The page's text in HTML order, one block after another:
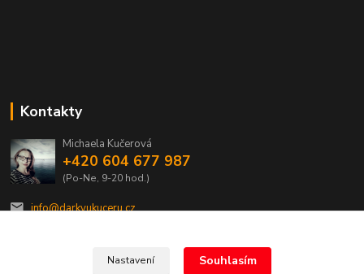
Kontakty
Michaela Kučerová
+420 604 677 987
(Po-Ne, 9-20 hod.)
info@darkyukuceru.cz
Nastavení Souhlasím